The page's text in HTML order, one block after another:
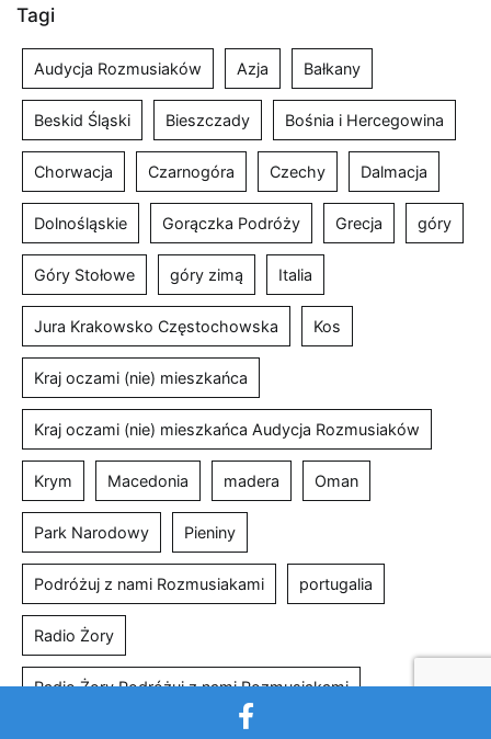
Tagi
Audycja Rozmusiaków Azja Bałkany
Beskid Śląski Bieszczady Bośnia i Hercegowina
Chorwacja Czarnogóra Czechy Dalmacja
Dolnośląskie Gorączka Podróży Grecja góry
Góry Stołowe góry zimą Italia
Jura Krakowsko Częstochowska Kos
Kraj oczami (nie) mieszkańca
Kraj oczami (nie) mieszkańca Audycja Rozmusiaków
Krym Macedonia madera Oman
Park Narodowy Pieniny
Podróżuj z nami Rozmusiakami portugalia
Radio Żory
Radio Żory Podróżuj z nami Rozmusiakami